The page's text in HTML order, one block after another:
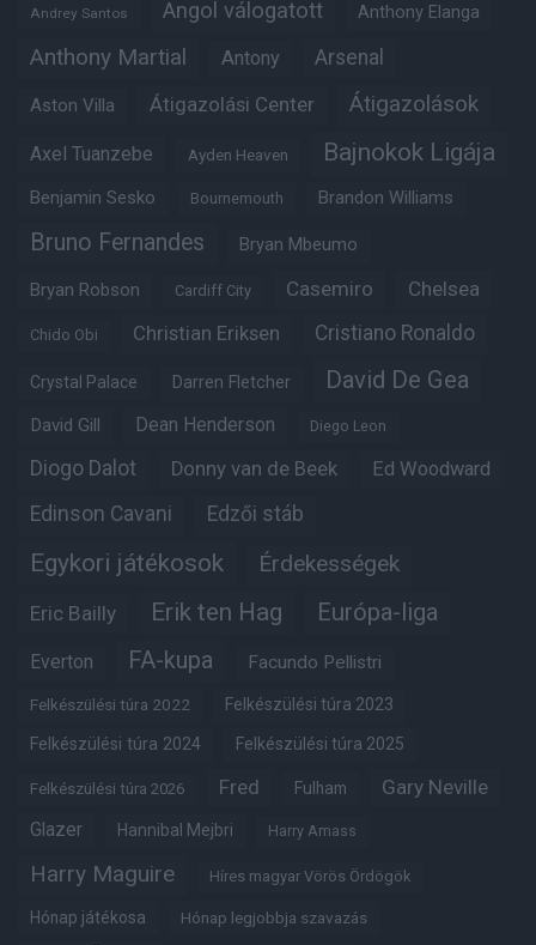
Andrey Santos Angol válogatott Anthony Elanga
Anthony Martial Antony Arsenal
Aston Villa Átigazolási Center Átigazolások
Axel Tuanzebe Ayden Heaven Bajnokok Ligája
Benjamin Sesko Bournemouth Brandon Williams
Bruno Fernandes Bryan Mbeumo
Bryan Robson Cardiff City Casemiro Chelsea
Chido Obi Christian Eriksen Cristiano Ronaldo
Crystal Palace Darren Fletcher David De Gea
David Gill Dean Henderson Diego Leon
Diogo Dalot Donny van de Beek Ed Woodward
Edinson Cavani Edzői stáb
Egykori játékosok Érdekességek
Eric Bailly Erik ten Hag Európa-liga
Everton FA-kupa Facundo Pellistri
Felkészülési túra 2022 Felkészülési túra 2023
Felkészülési túra 2024 Felkészülési túra 2025
Felkészülési túra 2026 Fred Fulham Gary Neville
Glazer Hannibal Mejbri Harry Amass
Harry Maguire Híres magyar Vörös Ördögök
Hónap játékosa Hónap legjobbja szavazás